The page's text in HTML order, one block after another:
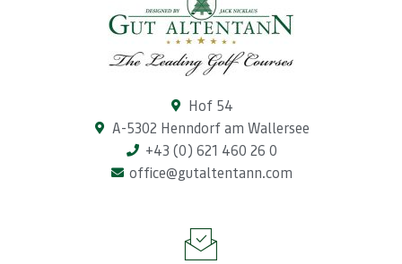
Hof 54
A-5302 Henndorf am Wallersee
+43 (0) 621 460 26 0
office@gutaltentann.com